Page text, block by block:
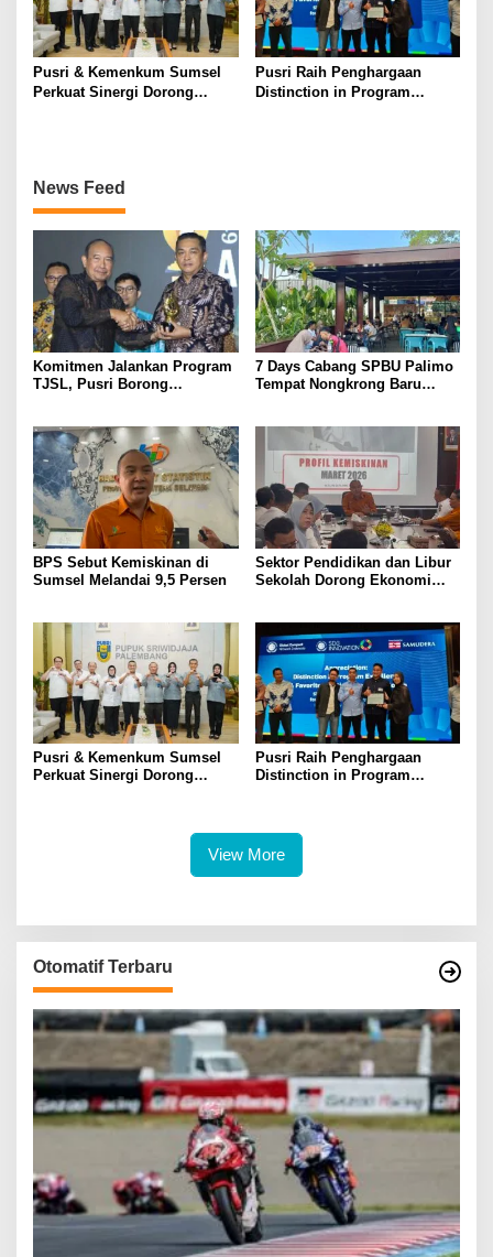
Pusri & Kemenkum Sumsel
Perkuat Sinergi Dorong
Pusri Raih Penghargaan
Distinction in Program
News Feed
Komitmen Jalankan Program
TJSL, Pusri Borong
7 Days Cabang SPBU Palimo
Tempat Nongkrong Baru
BPS Sebut Kemiskinan di
Sumsel Melandai 9,5 Persen
Sektor Pendidikan dan Libur
Sekolah Dorong Ekonomi
Pusri & Kemenkum Sumsel
Perkuat Sinergi Dorong
Pusri Raih Penghargaan
Distinction in Program
View More
Otomatif Terbaru